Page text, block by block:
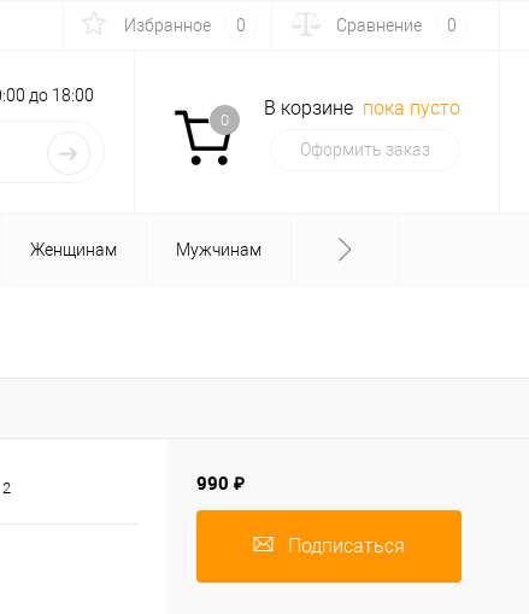
Избранное 0 Сравнение 0
до 18:00
0
В корзине пока пусто
Оформить заказ
Женщинам Мужчинам
990 ₽
Подписаться